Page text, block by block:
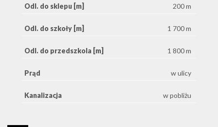
Odl. do sklepu [m] 200 m
Odl. do szkoły [m] 1 700 m
Odl. do przedszkola [m] 1 800 m
Prąd w ulicy
Kanalizacja w pobliżu